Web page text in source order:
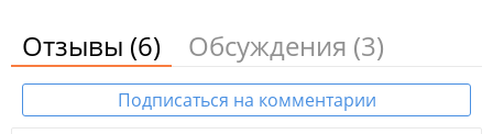
Отзывы (6) Обсуждения (3)
Подписаться на комментарии